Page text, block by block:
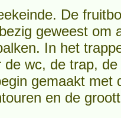
De
geweest om
In het
wc, de trap,
gemaakt met
en de